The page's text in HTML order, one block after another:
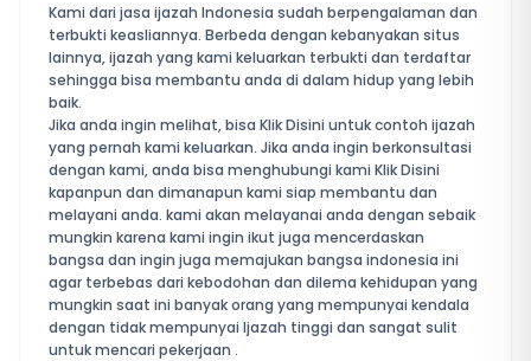
Kami dari jasa ijazah Indonesia sudah berpengalaman dan
terbukti keasliannya. Berbeda dengan kebanyakan situs
lainnya, ijazah yang kami keluarkan terbukti dan terdaftar
sehingga bisa membantu anda di dalam hidup yang lebih
baik.
Jika anda ingin melihat, bisa Klik Disini untuk contoh ijazah
yang pernah kami keluarkan. Jika anda ingin berkonsultasi
dengan kami, anda bisa menghubungi kami Klik Disini
kapanpun dan dimanapun kami siap membantu dan
melayani anda. kami akan melayanai anda dengan sebaik
mungkin karena kami ingin ikut juga mencerdaskan
bangsa dan ingin juga memajukan bangsa indonesia ini
agar terbebas dari kebodohan dan dilema kehidupan yang
mungkin saat ini banyak orang yang mempunyai kendala
dengan tidak mempunyai Ijazah tinggi dan sangat sulit
untuk mencari pekerjaan .